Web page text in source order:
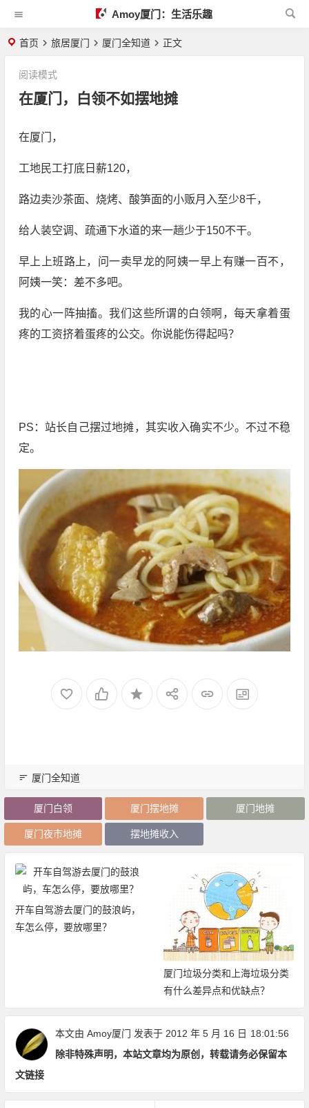
Amoy厦门：生活乐趣
首页 旅居厦门 厦门全知道 正文
在厦门，白领不如摆地摊
阅读模式
在厦门，
工地民工打底日薪120，
路边卖沙茶面、烧烤、酸笋面的小贩月入至少8千，
给人装空调、疏通下水道的来一趟少于150不干。
早上上班路上，问一卖早龙的阿姨一早上有赚一百不，
阿姨一笑：差不多吧。
我的心一阵抽搐。我们这些所谓的白领啊，每天拿着蛋
疼的工资挤着蛋疼的公交。你说能伤得起吗？
PS：站长自己摆过地摊，其实收入确实不少。不过不稳
定。
厦门全知道
厦门白领 厦门摆地摊 厦门地摊
厦门夜市地摊 摆地摊收入
开车自驾游去厦门的鼓浪屿，
车怎么停，要放哪里？
厦门垃圾分类和上海垃圾分类
有什么差异点和优缺点？
本文由 Amoy厦门 发表于 2012 年 5 月 16 日 18:01:56
除非特殊声明，本站文章均为原创，转载请务必保留本
文链接